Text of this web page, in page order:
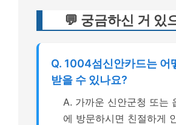
💬 궁금하신 거 있
Q. 1004섬신안카드는 어
받을 수 있나요?
A. 가까운 신안군청 또는
에 방문하시면 친절하게